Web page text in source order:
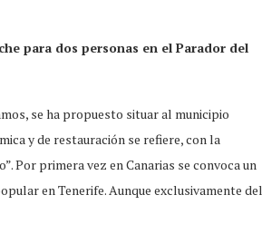
para dos personas en el Parador del
se ha propuesto situar al municipio
y de restauración se refiere, con la
Por primera vez en Canarias se convoca un
en Tenerife. Aunque exclusivamente del